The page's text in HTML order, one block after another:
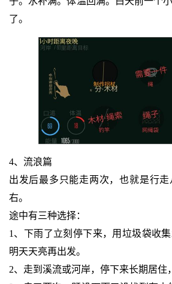
了。
4、流浪篇
出发后最多只能走两次，也就是行
右。
途中有三种选择：
1、下雨了立刻停下来，用垃圾袋收集
明天天亮再出发。
2、走到溪流或河岸，停下来长期居住